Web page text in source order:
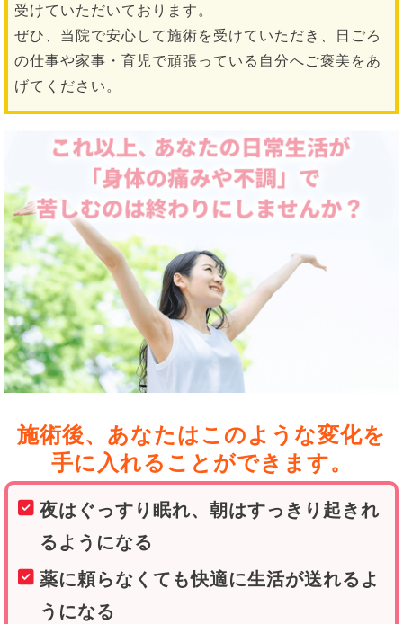
受けていただいております。
ぜひ、当院で安心して施術を受けていただき、日ごろ
の仕事や家事・育児で頑張っている自分へご褒美をあ
げてください。
施術後、あなたはこのような変化を
手に入れることができます。
夜はぐっすり眠れ、朝はすっきり起きれ
るようになる
薬に頼らなくても快適に生活が送れるよ
うになる